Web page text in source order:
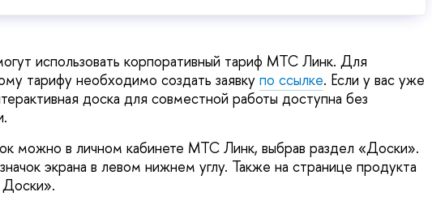
использовать корпоративный тариф МТС Линк. Для
тарифу необходимо создать заявку по ссылке. Если у вас уже
доска для совместной работы доступна без
можно в личном кабинете МТС Линк, выбрав раздел «Доски».
экрана в левом нижнем углу. Также на странице продукта
Доски».